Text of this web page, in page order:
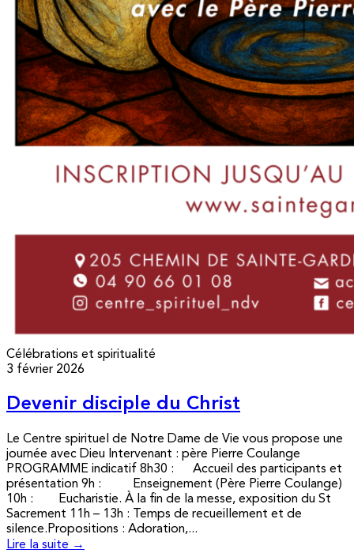
Célébrations et spiritualité
3 février 2026
Devenir disciple du Christ
Le Centre spirituel de Notre Dame de Vie vous propose une
journée avec Dieu Intervenant : père Pierre Coulange
PROGRAMME indicatif 8h30 : Accueil des participants et
présentation 9h : Enseignement (Père Pierre Coulange)
10h : Eucharistie. À la fin de la messe, exposition du St
Sacrement 11h – 13h : Temps de recueillement et de
silence.Propositions : Adoration,...
Lire la suite →